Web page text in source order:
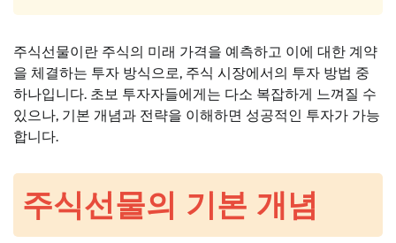
주식선물이란 주식의 미래 가격을 예측하고 이에 대한 계약
을 체결하는 투자 방식으로, 주식 시장에서의 투자 방법 중
하나입니다. 초보 투자자들에게는 다소 복잡하게 느껴질 수
있으나, 기본 개념과 전략을 이해하면 성공적인 투자가 가능
합니다.
주식선물의 기본 개념